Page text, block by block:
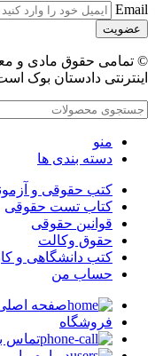
Email
© تمامی حقوق مادی و
اینترنتی دادستان بوک
منو
دسته بندی ها
کتب حقوقی و
کتاب تست حقوقی
قوانین حقوقی
حقوق وکالت
کتب دانشگاهی و
حساب من
صفحه
فروشگاه
تماس